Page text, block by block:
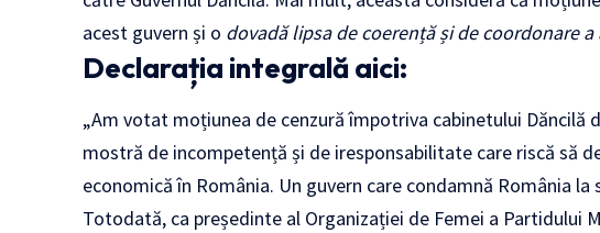
acest guvern și o dovadă lipsa de coerență și de coordonare
Declarația integrală aici:
„Am votat moțiunea de cenzură împotriva cabinetului Dăncilă
mostră de incompetență și de iresponsabilitate care riscă să
economică în România. Un guvern care condamnă România la
Totodată, ca președinte al Organizației de Femei a Partidului